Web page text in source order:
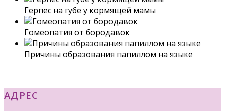
Герпес на губе у кормящей мамы
Гомеопатия от бородавок
Причины образования папиллом на языке
АДРЕС